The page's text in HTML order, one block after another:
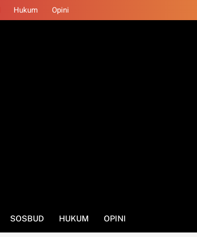
Hukum Opini
SOSBUD HUKUM OPINI